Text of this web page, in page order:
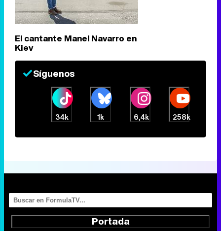
El cantante Manel Navarro en
Kiev
Síguenos
34k 1k 6,4k 258k
Portada